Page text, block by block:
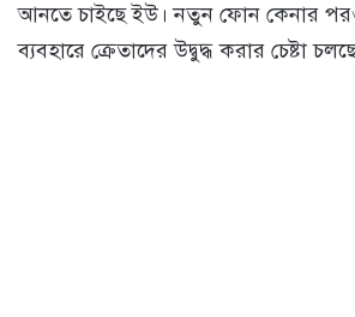
আনতে চাইছে ইউ। নতুন ফোন কেনার
ব্যবহারে ক্রেতাদের উদ্বুদ্ধ করার চেষ্টা